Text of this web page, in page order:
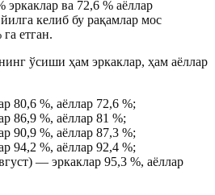
эркаклар ва 72,6 % аёллар
келиб бу рақамлар мос
етган.
ўсиши ҳам эркаклар, ҳам аёллар
80,6 %, аёллар 72,6 %;
86,9 %, аёллар 81 %;
90,9 %, аёллар 87,3 %;
94,2 %, аёллар 92,4 %;
— эркаклар 95,3 %, аёллар